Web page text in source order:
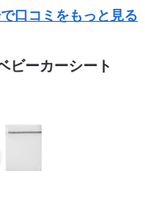
口コミをもっと見る
ビーカーシート